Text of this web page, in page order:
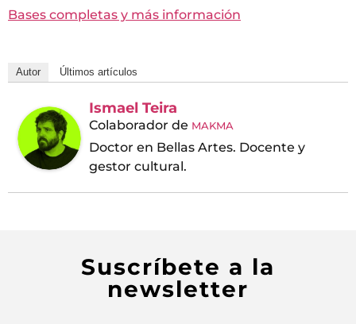
Bases completas y más información
Autor Últimos artículos
Ismael Teira
Colaborador de MAKMA
Doctor en Bellas Artes. Docente y
gestor cultural.
Suscríbete a la
newsletter